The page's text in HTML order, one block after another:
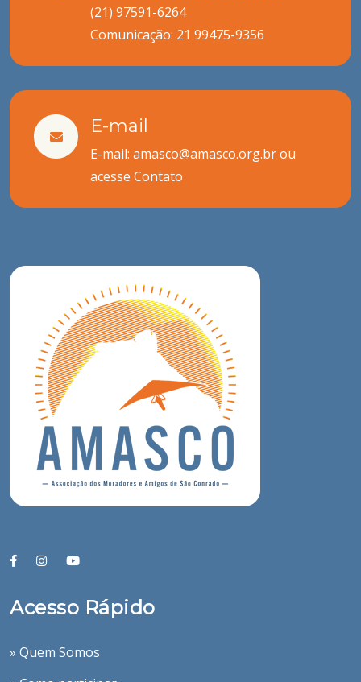
(21) 97591-6264
Comunicação: 21 99475-9356
E-mail
E-mail: amasco@amasco.org.br ou
acesse Contato
Acesso Rápido
» Quem Somos